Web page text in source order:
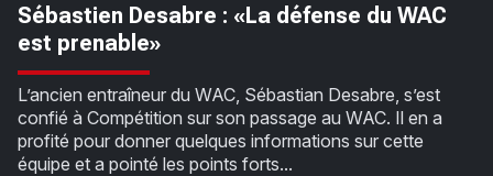
Sébastien Desabre : «La défense du WAC
est prenable»
L’ancien entraîneur du WAC, Sébastian Desabre, s’est
confié à Compétition sur son passage au WAC. Il en a
profité pour donner quelques informations sur cette
équipe et a pointé les points forts...